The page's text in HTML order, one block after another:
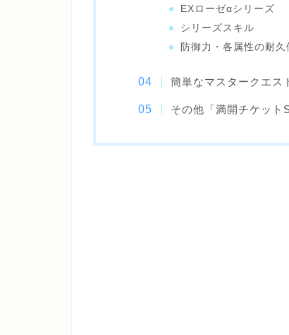
EXローゼαシリーズ
シリーズスキル
防御力・各属性の耐久
簡単なマスタークエス
その他「満開チケット